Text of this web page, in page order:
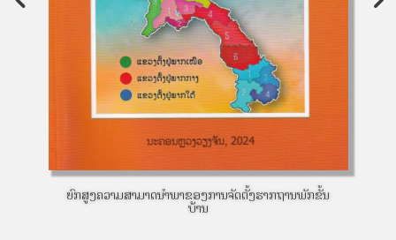
ບົດສະເໜີນະໂຍບາຍດ້ານໂພຊະນາການ